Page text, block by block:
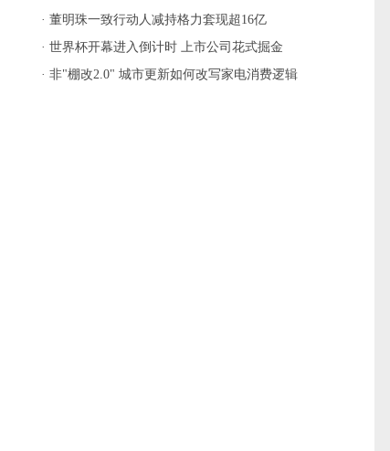
白的安心之选
· 董明珠一致行动人减持格力套现超16亿
· 世界杯开幕进入倒计时 上市公司花式掘金
· 非"棚改2.0" 城市更新如何改写家电消费逻辑